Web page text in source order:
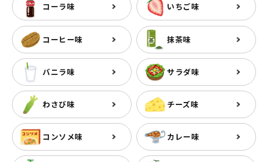
コーラ味 いちご味
コーヒー味 抹茶味
バニラ味 サラダ味
わさび味 チーズ味
コンソメ味 カレー味